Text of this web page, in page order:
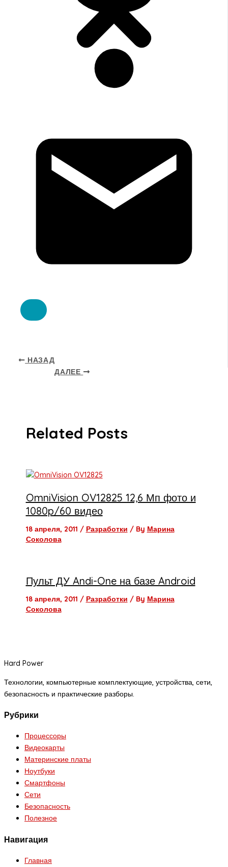
НАЗАД
ДАЛЕЕ
Related Posts
OmniVision OV12825 12,6 Мп фото и
1080p/60 видео
18 апреля, 2011 / Разработки / By Марина
Соколова
Пульт ДУ Andi-One на базе Android
18 апреля, 2011 / Разработки / By Марина
Соколова
Hard Power
Технологии, компьютерные комплектующие, устройства, сети,
безопасность и практические разборы.
Рубрики
Процессоры
Видеокарты
Материнские платы
Ноутбуки
Смартфоны
Сети
Безопасность
Полезное
Навигация
Главная